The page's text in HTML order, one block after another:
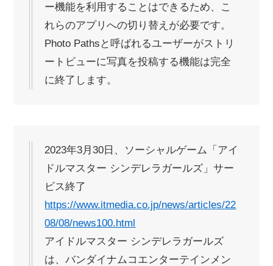
ー機能を利用することはできるため、こ
れらのアプリへの切り替えが必要です。
Photo Pathsと呼ばれるユーザーがストリ
ートビューに写真を投稿する機能は完全
に終了します。
2023年3月30日、ソーシャルゲーム「アイ
ドルマスター シンデレラガールズ」サー
ビス終了
https://www.itmedia.co.jp/news/articles/22
08/08/news100.html
アイドルマスター シンデレラガールズ
は、バンダイナムコエンターテインメン